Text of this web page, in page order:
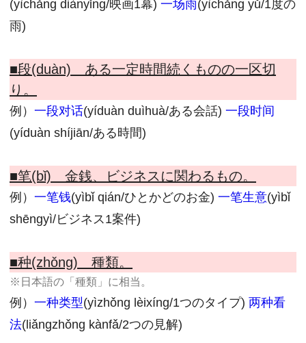
(yìchǎng diànyǐng/映画1幕) 一场雨(yìchǎng yǔ/1度の
雨)
■段(duàn) ある一定時間続くものの一区切
り。
例） 一段对话(yíduàn duìhuà/ある会話) 一段时间
(yíduàn shíjiān/ある時間)
■笔(bǐ) 金銭、ビジネスに関わるもの。
例） 一笔钱(yìbǐ qián/ひとかどのお金) 一笔生意(yìbǐ
shēngyì/ビジネス1案件)
■种(zhǒng) 種類。
※日本語の「種類」に相当。
例） 一种类型(yìzhǒng lèixíng/1つのタイプ) 两种看
法(liǎngzhǒng kànfǎ/2つの見解)